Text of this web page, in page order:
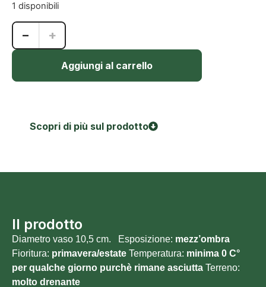
1 disponibili
− +
Aggiungi al carrello
Scopri di più sul prodotto
Il prodotto
Diametro vaso 10,5 cm. Esposizione: mezz’ombra
Fioritura: primavera/estate Temperatura: minima 0 C°
per qualche giorno purchè rimane asciutta Terreno:
molto drenante